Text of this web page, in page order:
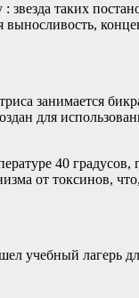
: звезда таких
занимается
для
40
от токсинов,
учебный лагерь